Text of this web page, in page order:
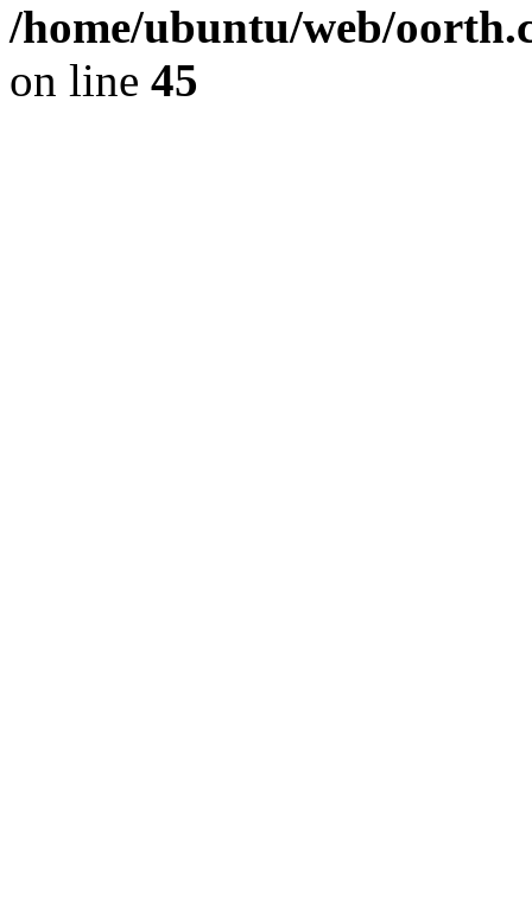
/home/ubuntu/web/
on line 45